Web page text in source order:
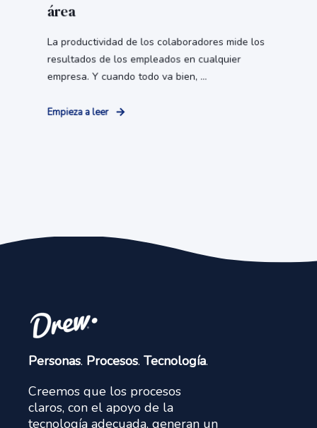
área
La productividad de los colaboradores mide los
resultados de los empleados en cualquier
empresa. Y cuando todo va bien, ...
Empieza a leer
Personas. Procesos. Tecnología.
Creemos que los procesos
claros, con el apoyo de la
tecnología adecuada, generan un